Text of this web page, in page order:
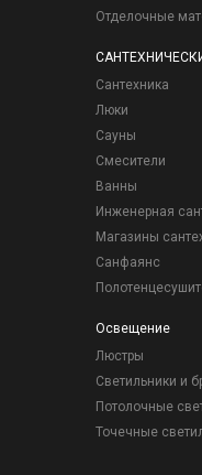
Отделочные
Сантехника
Люки
Сауны
Смесители
Ванны
Инженерная
Магазины
Санфаянс
Освещение
Люстры
Светильники и
Потолочные
Точечные